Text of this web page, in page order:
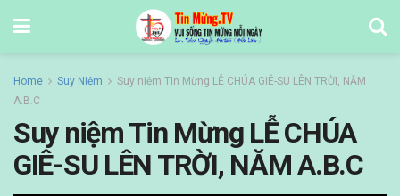
Home Suy Niệm
Suy niệm Tin Mừng LỄ CHÚA GIÊ-SU LÊN TRỜI, NĂM
A.B.C
Suy niệm Tin Mừng LỄ CHÚA
GIÊ-SU LÊN TRỜI, NĂM A.B.C